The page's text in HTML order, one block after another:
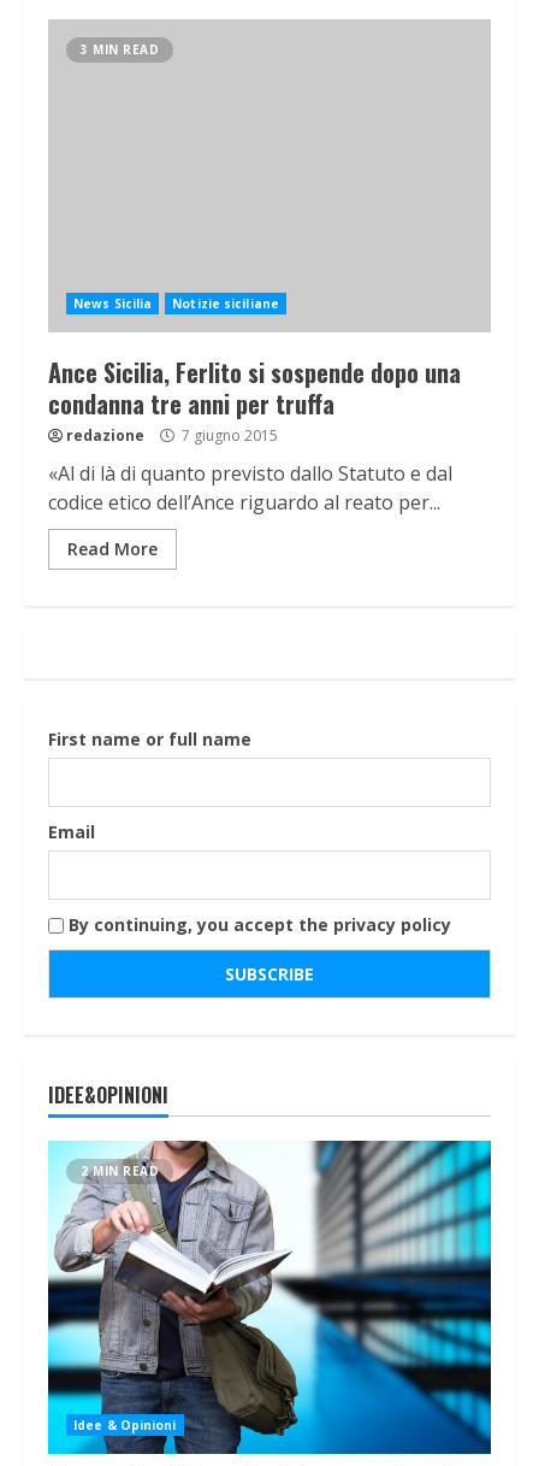
3 MIN READ
News Sicilia Notizie siciliane
Ance Sicilia, Ferlito si sospende dopo una
condanna tre anni per truffa
redazione 7 giugno 2015
«Al di là di quanto previsto dallo Statuto e dal
codice etico dell’Ance riguardo al reato per...
Read More
First name or full name
Email
By continuing, you accept the privacy policy
IDEE&OPINIONI
2 MIN READ
Idee & Opinioni